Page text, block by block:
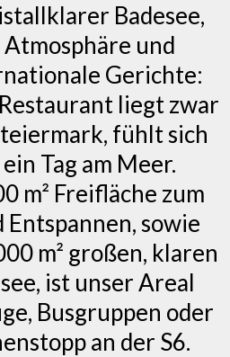
Badesee,
und
Gerichte:
liegt zwar
fühlt sich
Tag am Meer.
m² Freifläche zum
Entspannen, sowie
m² großen, klaren
ist unser Areal
Busgruppen oder
an der S6.